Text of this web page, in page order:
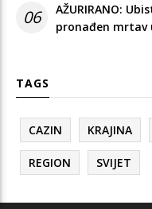
06
AŽURIRANO:
pronađen mrtav
TAGS
CAZIN KRAJINA
REGION SVIJET